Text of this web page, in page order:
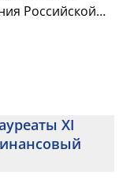
Российской
XI